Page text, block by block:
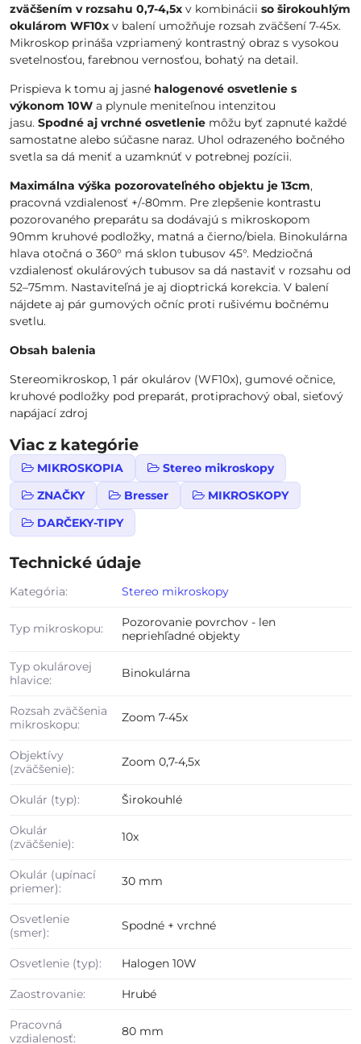
zväčšením v rozsahu 0,7-4,5x v kombinácii so širokouhlým
okulárom WF10x v balení umožňuje rozsah zväčšení 7-45x.
Mikroskop prináša vzpriamený kontrastný obraz s vysokou
svetelnosťou, farebnou vernosťou, bohatý na detail.
Prispieva k tomu aj jasné halogenové osvetlenie s
výkonom 10W a plynule meniteľnou intenzitou
jasu. Spodné aj vrchné osvetlenie môžu byť zapnuté každé
samostatne alebo súčasne naraz. Uhol odrazeného bočného
svetla sa dá meniť a uzamknúť v potrebnej pozícii.
Maximálna výška pozorovateľného objektu je 13cm,
pracovná vzdialenosť +/-80mm. Pre zlepšenie kontrastu
pozorovaného preparátu sa dodávajú s mikroskopom
90mm kruhové podložky, matná a čierno/biela. Binokulárna
hlava otočná o 360° má sklon tubusov 45°. Medziočná
vzdialenosť okulárových tubusov sa dá nastaviť v rozsahu od
52–75mm. Nastaviteľná je aj dioptrická korekcia. V balení
nájdete aj pár gumových očníc proti rušivému bočnému
svetlu.
Obsah balenia
Stereomikroskop, 1 pár okulárov (WF10x), gumové očnice,
kruhové podložky pod preparát, protiprachový obal, sieťový
napájací zdroj
Viac z kategórie
MIKROSKOPIA
Stereo mikroskopy
ZNAČKY
Bresser
MIKROSKOPY
DARČEKY-TIPY
Technické údaje
Kategória: Stereo mikroskopy
Typ mikroskopu:
Pozorovanie povrchov - len
nepriehľadné objekty
Typ okulárovej
hlavice:
Binokulárna
Rozsah zväčšenia
mikroskopu:
Zoom 7-45x
Objektívy
(zväčšenie):
Zoom 0,7-4,5x
Okulár (typ): Širokouhlé
Okulár
(zväčšenie):
10x
Okulár (upínací
priemer):
30 mm
Osvetlenie
(smer):
Spodné + vrchné
Osvetlenie (typ): Halogen 10W
Zaostrovanie: Hrubé
Pracovná
vzdialenosť:
80 mm